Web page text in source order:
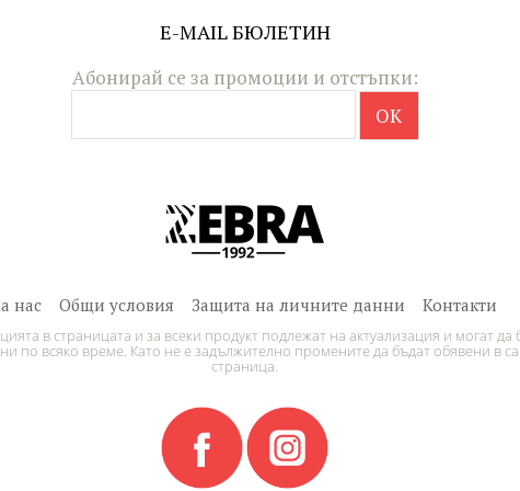
E-MAIL БЮЛЕТИН
Абонирай се за промоции и отстъпки:
нас Общи условия Защита на личните данни Контакти
в страницата и за всеки продукт подлежат на актуализация и могат да
по всяко време. Като не е задължително промените да бъдат обявени в
страница.